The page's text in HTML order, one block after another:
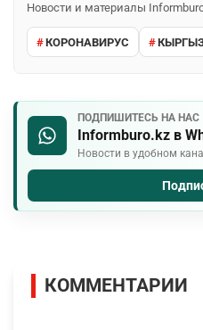
Новости и материалы
КОРОНАВИРУС
ПОДПИШИТЕСЬ НА НАС
Informburo.kz в
Новости в удобном
КОММЕНТАРИИ